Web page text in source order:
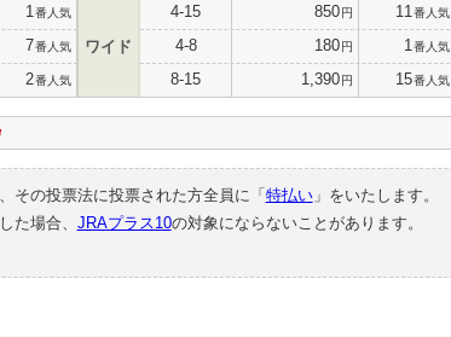
1 番人気
7番人気
2番人気
ワイド
4-15 850円 11 番人気
4-8 180円 1 番人気
8-15 1,390円 15番人気
その投票法に投票された方全員に「 特払い」をいたします。
た場合、 JRAプラス10の対象にならないことがあります。